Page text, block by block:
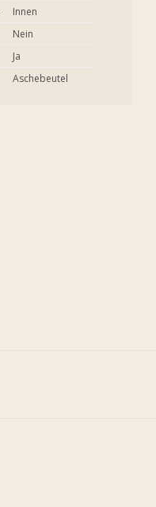
Innen
Nein
Ja
Aschebeutel